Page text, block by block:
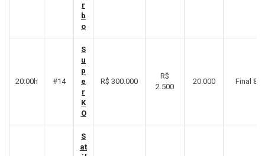
r
b
o
20:00h #14
S
u
p
e
r
K
O
R$ 300.000
R$
2.500
20.000 Final 8º
S
at